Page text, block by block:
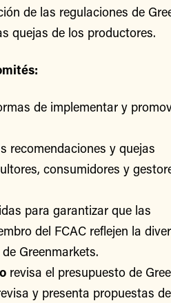
de las regulaciones de
quejas de los productores.
de implementar y
recomendaciones y quejas
consumidores y
para garantizar que las
del FCAC reflejen la
Greenmarkets.
revisa el presupuesto de
y presenta propuestas